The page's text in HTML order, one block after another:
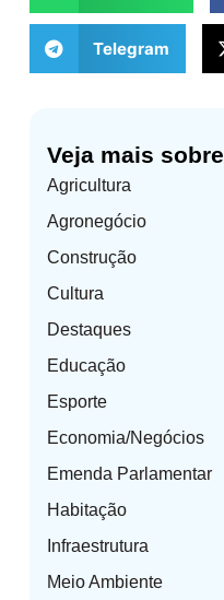
Veja mais sobre
Agricultura
Agronegócio
Construção
Cultura
Destaques
Educação
Esporte
Economia/Negócios
Emenda Parlamentar
Habitação
Infraestrutura
Meio Ambiente
Telegram